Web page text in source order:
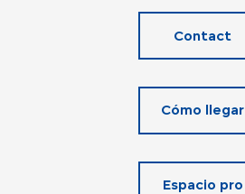
Contact
Cómo llegar
Espacio pro